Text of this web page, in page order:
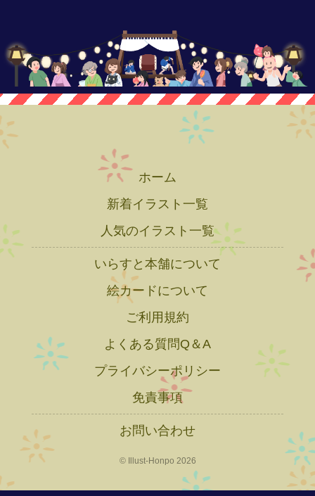
ホーム
新着イラスト一覧
人気のイラスト一覧
いらすと本舗について
絵カードについて
ご利用規約
よくある質問Q＆A
プライバシーポリシー
免責事項
お問い合わせ
© Illust-Honpo 2026